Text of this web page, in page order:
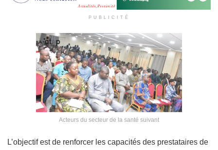
PUBLICITÉ
Acteurs du secteur de la santé suivant
L’objectif est de renforcer les capacités des prestataires de